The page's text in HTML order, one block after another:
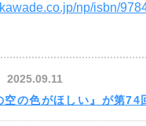
np/isbn/
2025.09.11
空の色がほしい』が第74